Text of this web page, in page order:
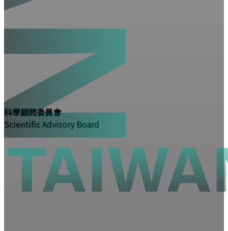
科學顧問委員會
Scientific Advisory Board